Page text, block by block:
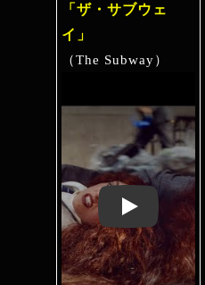
「ザ・サブウェ
イ」
（The Subway）
Play: Keynote